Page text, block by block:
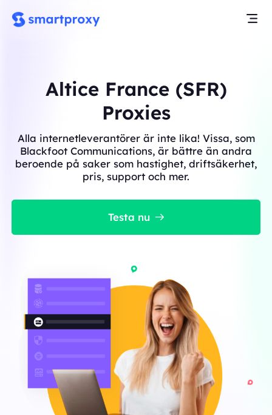
Altice France (SFR)
Proxies
Alla internetleverantörer är inte lika! Vissa, som
Blackfoot Communications, är bättre än andra
beroende på saker som hastighet, driftsäkerhet,
pris, support och mer.
Testa nu